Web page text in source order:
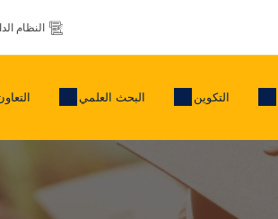
النظام
التكوين البحث العلمي